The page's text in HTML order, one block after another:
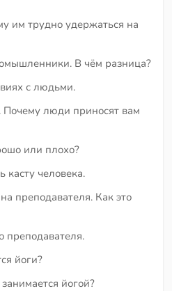
им трудно удержаться на
В чём разница?
с людьми.
Почему люди приносят вам
или плохо?
касту человека.
преподавателя. Как это
преподавателя.
йоги?
йогой?